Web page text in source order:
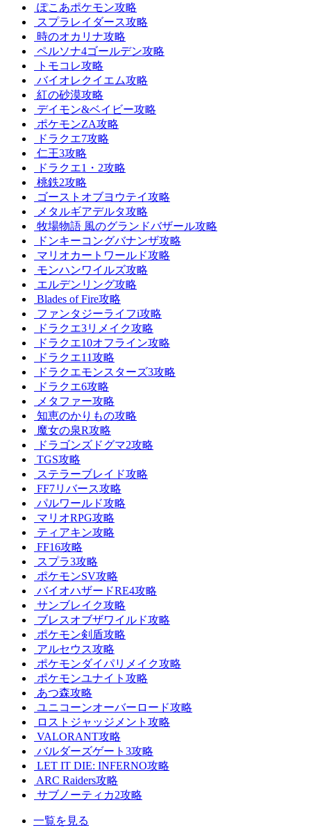
ぽこあポケモン攻略
スプラレイダース攻略
時のオカリナ攻略
ペルソナ4ゴールデン攻略
トモコレ攻略
バイオレクイエム攻略
紅の砂漠攻略
デイモン&ベイビー攻略
ポケモンZA攻略
ドラクエ7攻略
仁王3攻略
ドラクエ1・2攻略
桃鉄2攻略
ゴーストオブヨウテイ攻略
メタルギアデルタ攻略
牧場物語 風のグランドバザール攻略
ドンキーコングバナンザ攻略
マリオカートワールド攻略
モンハンワイルズ攻略
エルデンリング攻略
Blades of Fire攻略
ファンタジーライフi攻略
ドラクエ3リメイク攻略
ドラクエ10オフライン攻略
ドラクエ11攻略
ドラクエモンスターズ3攻略
ドラクエ6攻略
メタファー攻略
知恵のかりもの攻略
魔女の泉R攻略
ドラゴンズドグマ2攻略
TGS攻略
ステラーブレイド攻略
FF7リバース攻略
パルワールド攻略
マリオRPG攻略
ティアキン攻略
FF16攻略
スプラ3攻略
ポケモンSV攻略
バイオハザードRE4攻略
サンブレイク攻略
ブレスオブザワイルド攻略
ポケモン剣盾攻略
アルセウス攻略
ポケモンダイパリメイク攻略
ポケモンユナイト攻略
あつ森攻略
ユニコーンオーバーロード攻略
ロストジャッジメント攻略
VALORANT攻略
バルダーズゲート3攻略
LET IT DIE: INFERNO攻略
ARC Raiders攻略
サブノーティカ2攻略
一覧を見る